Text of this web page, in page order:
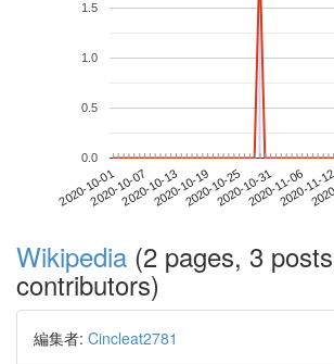
2020-10-012020-10-072020-10-132020-10-192020-10-252020-10-312020-11-06
2020-11-
0.0
0.5
1.0
1.5
Wikipedia (2 pages, 3
contributors)
編集者: Cincleat2781